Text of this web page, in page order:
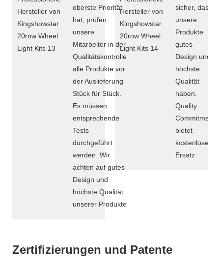
oberste Priorität
hat, prüfen
unsere
Mitarbeiter in der
Qualitätskontrolle
alle Produkte vor
der Auslieferung
Stück für Stück.
Es müssen
entsprechende
Tests
durchgeführt
werden. Wir
achten auf gutes
Design und
höchste Qualität
unserer Produkte
sicher, dass
unsere
Produkte
gutes
Design und
höchste
Qualität
haben.
Quality
Commitment
bietet
kostenlosen
Ersatz
Zertifizierungen und Patente